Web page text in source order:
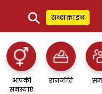
⚲ सब्सक्राइब
आपकी
समस्याएं
राजनीति